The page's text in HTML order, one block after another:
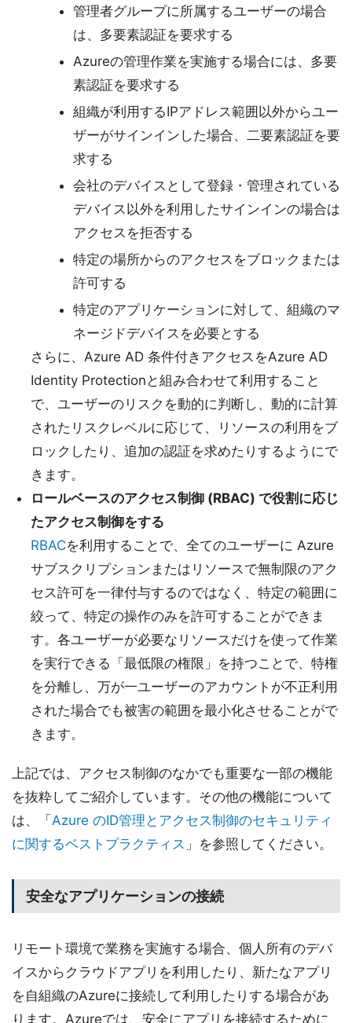
管理者グループに所属するユーザーの場合
は、多要素認証を要求する
Azureの管理作業を実施する場合には、多要
素認証を要求する
組織が利用するIPアドレス範囲以外からユー
ザーがサインインした場合、二要素認証を要
求する
会社のデバイスとして登録・管理されている
デバイス以外を利用したサインインの場合は
アクセスを拒否する
特定の場所からのアクセスをブロックまたは
許可する
特定のアプリケーションに対して、組織のマ
ネージドデバイスを必要とする
さらに、Azure AD 条件付きアクセスをAzure AD
Identity Protectionと組み合わせて利用すること
で、ユーザーのリスクを動的に判断し、動的に計算
されたリスクレベルに応じて、リソースの利用をブ
ロックしたり、追加の認証を求めたりするようにで
きます。
ロールベースのアクセス制御 (RBAC) で役割に応じ
たアクセス制御をする
RBACを利用することで、全てのユーザーに Azure
サブスクリプションまたはリソースで無制限のアク
セス許可を一律付与するのではなく、特定の範囲に
絞って、特定の操作のみを許可することができま
す。各ユーザーが必要なリソースだけを使って作業
を実行できる「最低限の権限」を持つことで、特権
を分離し、万が一ユーザーのアカウントが不正利用
された場合でも被害の範囲を最小化させることがで
きます。
上記では、アクセス制御のなかでも重要な一部の機能
を抜粋してご紹介しています。その他の機能について
は、「 Azure のID管理とアクセス制御のセキュリティ
に関するベストプラクティス 」を参照してください。
安全なアプリケーションの接続
リモート環境で業務を実施する場合、個人所有のデバ
イスからクラウドアプリを利用したり、新たなアプリ
を自組織のAzureに接続して利用したりする場合があ
ります。Azureでは、安全にアプリを接続するために